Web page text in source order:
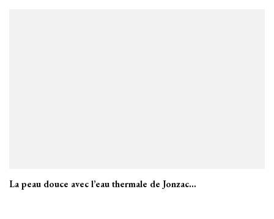
La peau douce avec l’eau thermale de Jonzac…